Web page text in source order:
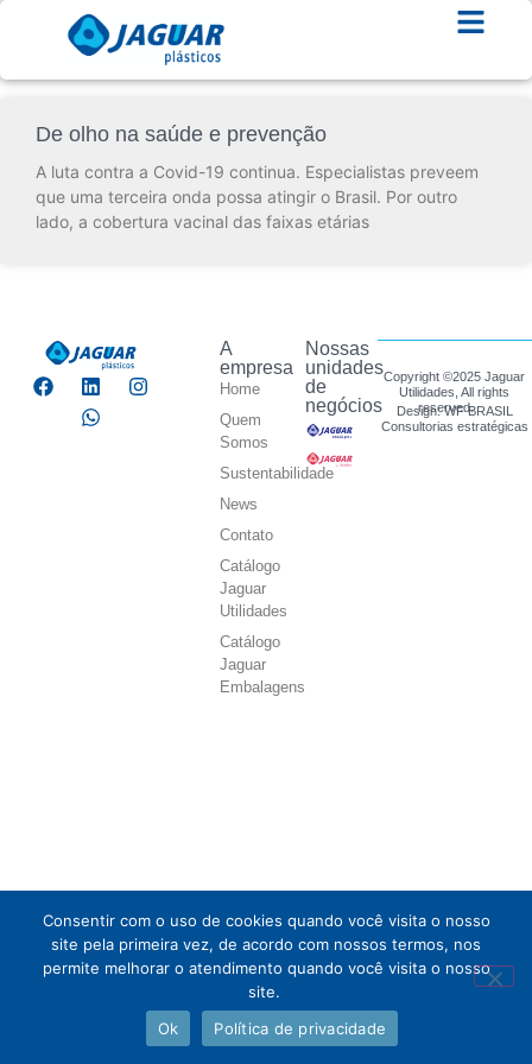
De olho na saúde e prevenção
A luta contra a Covid-19 continua. Especialistas preveem
que uma terceira onda possa atingir o Brasil. Por outro
lado, a cobertura vacinal das faixas etárias
A
empresa
Home
Quem
Somos
Sustentabilidade
News
Contato
Catálogo
Jaguar
Utilidades
Catálogo
Jaguar
Embalagens
Nossas
unidades
de
negócios
Copyright ©2025 Jaguar
Utilidades, All rights
reserved.
Design: WF BRASIL
Consultorias estratégicas
Consentir com o uso de cookies quando você visita o nosso
site pela primeira vez, de acordo com nossos termos, nos
permite melhorar o atendimento quando você visita o nosso
site.
Ok
Política de privacidade